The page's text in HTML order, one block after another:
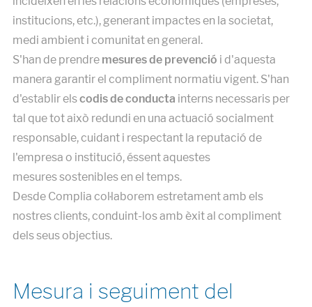
institucions, etc.), generant impactes en la societat,
medi ambient i comunitat en general.
S'han de prendre mesures de prevenció i d'aquesta
manera garantir el compliment normatiu vigent. S'han
d'establir elscodis de conducta interns necessaris per
tal que tot això redundi en una actuació socialment
responsable, cuidant i respectant la reputació de
l'empresa o institució, éssent aquestes
mesures sostenibles en el temps.
Desde Complia col·laborem estretament amb els
nostres clients, conduint-los amb èxit al compliment
dels seus objectius.
Mesura i seguiment del